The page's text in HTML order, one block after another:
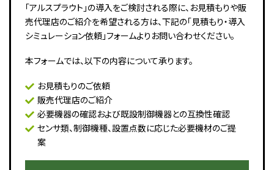
「アルスプラウト」の導入をご検討される際に、お見積もりや販
売代理店のご紹介を希望される方は、下記の「見積もり・導入
シミュレーション依頼」フォームよりお問い合わせください。
本フォームでは、以下の内容について承ります。
お見積もりのご依頼
販売代理店のご紹介
必要機器の確認および既設制御機器との互換性確認
センサ類、制御機種、設置点数に応じた必要機材のご提
案